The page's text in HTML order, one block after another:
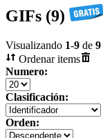
GIFs (9)
Visualizando 1-9 de 9
Ordenar items
Numero:
Clasificación:
Orden: